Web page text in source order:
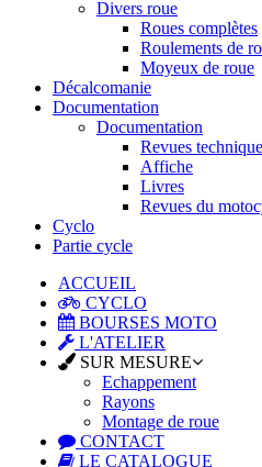
Divers roue
Roues complètes
Roulements de
Moyeux de roue
Décalcomanie
Documentation
Documentation
Revues
Affiche
Livres
Revues du
Cyclo
Partie cycle
ACCUEIL
CYCLO
BOURSES MOTO
L'ATELIER
SUR MESURE
Echappement
Rayons
Montage de roue
CONTACT
LE CATALOGUE